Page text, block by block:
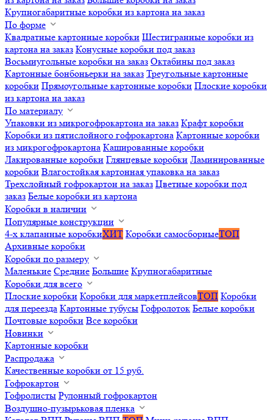
Крупногабаритные коробки из картона на заказ
По форме
Квадратные картонные коробки Шестигранные коробки из
картона на заказ Конусные коробки под заказ
Восьмиугольные коробки на заказ Октабины под заказ
Картонные бонбоньерки на заказ Треугольные картонные
коробки Прямоугольные картонные коробки Плоские коробки
из картона на заказ
По материалу
Упаковки из микрогофрокартона на заказ Крафт коробки
Коробки из пятислойного гофрокартона Картонные коробки
из микрогофрокартона Кашированные коробки
Лакированные коробки Глянцевые коробки Ламинированные
коробки Влагостойкая картонная упаковка на заказ
Трехслойный гофрокартон на заказ Цветные коробки под
заказ Белые коробки из картона
Коробки в наличии
Популярные конструкции
4-х клапанные коробкиХИТ Коробки самосборныеТОП
Архивные коробки
Коробки по размеру
Маленькие Средние Большие Крупногабаритные
Коробки для всего
Плоские коробки Коробки для маркетплейсовТОП Коробки
для переезда Картонные тубусы Гофролоток Белые коробки
Почтовые коробки Все коробки
Новинки
Картонные коробки
Распродажа
Качественные коробки от 15 руб.
Гофрокартон
Гофролисты Рулонный гофрокартон
Воздушно-пузырьковая пленка